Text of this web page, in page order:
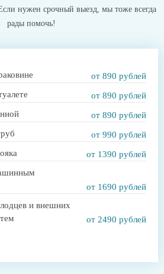
нужен срочный выезд, мы тоже всегда
рады помочь!
от 890 рублей
от 890 рублей
от 890 рублей
от 990 рублей
от 1390 рублей
от 1690 рублей
и внешних
от 2490 рублей